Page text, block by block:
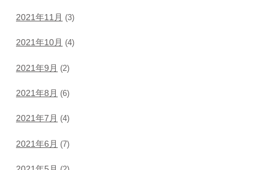
2021年11月 (3)
2021年10月 (4)
2021年9月 (2)
2021年8月 (6)
2021年7月 (4)
2021年6月 (7)